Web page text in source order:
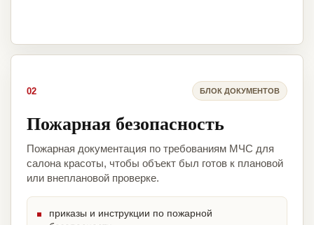
02 БЛОК ДОКУМЕНТОВ
Пожарная безопасность
Пожарная документация по требованиям МЧС для
салона красоты, чтобы объект был готов к плановой
или внеплановой проверке.
приказы и инструкции по пожарной